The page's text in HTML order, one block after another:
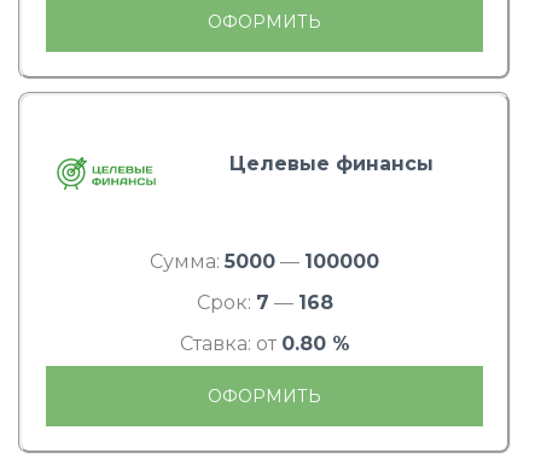
ОФОРМИТЬ
Целевые финансы
Сумма: 5000 — 100000
Срок: 7 — 168
Ставка: от 0.80 %
ОФОРМИТЬ